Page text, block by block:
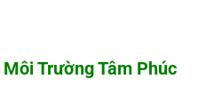
Môi Trường Tâm Phúc